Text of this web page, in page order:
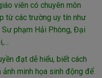
viên có chuyên môn
từ các trường uy tín như
phạm Hải Phòng, Đại
đạt dễ hiểu, biết cách
minh họa sinh động để